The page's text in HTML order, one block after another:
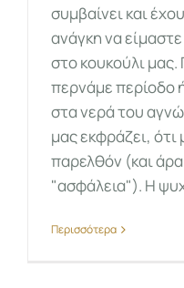
συμβαίνει και
ανάγκη να
στο κουκούλι
περνάμε περίοδο
στα νερά του
μας εκφράζει,
παρελθόν (και
"ασφάλεια"). Η
Περισσότερα